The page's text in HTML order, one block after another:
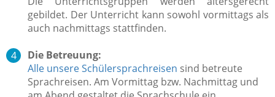
gebildet. Der Unterricht kann sowohl vormittags als
auch nachmittags stattfinden.
Die Betreuung:
Alle unsere Schülersprachreisen sind betreute
Sprachreisen. Am Vormittag bzw. Nachmittag und